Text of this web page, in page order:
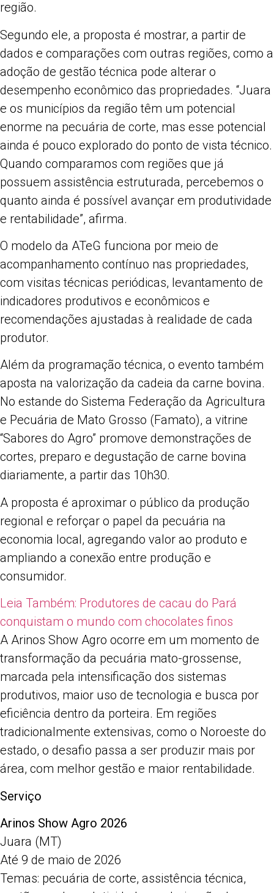
região.
Segundo ele, a proposta é mostrar, a partir de
dados e comparações com outras regiões, como a
adoção de gestão técnica pode alterar o
desempenho econômico das propriedades. “Juara
e os municípios da região têm um potencial
enorme na pecuária de corte, mas esse potencial
ainda é pouco explorado do ponto de vista técnico.
Quando comparamos com regiões que já
possuem assistência estruturada, percebemos o
quanto ainda é possível avançar em produtividade
e rentabilidade”, afirma.
O modelo da ATeG funciona por meio de
acompanhamento contínuo nas propriedades,
com visitas técnicas periódicas, levantamento de
indicadores produtivos e econômicos e
recomendações ajustadas à realidade de cada
produtor.
Além da programação técnica, o evento também
aposta na valorização da cadeia da carne bovina.
No estande do Sistema Federação da Agricultura
e Pecuária de Mato Grosso (Famato), a vitrine
“Sabores do Agro” promove demonstrações de
cortes, preparo e degustação de carne bovina
diariamente, a partir das 10h30.
A proposta é aproximar o público da produção
regional e reforçar o papel da pecuária na
economia local, agregando valor ao produto e
ampliando a conexão entre produção e
consumidor.
Leia Também: Produtores de cacau do Pará
conquistam o mundo com chocolates finos
A Arinos Show Agro ocorre em um momento de
transformação da pecuária mato-grossense,
marcada pela intensificação dos sistemas
produtivos, maior uso de tecnologia e busca por
eficiência dentro da porteira. Em regiões
tradicionalmente extensivas, como o Noroeste do
estado, o desafio passa a ser produzir mais por
área, com melhor gestão e maior rentabilidade.
Serviço
Arinos Show Agro 2026
Juara (MT)
Até 9 de maio de 2026
Temas: pecuária de corte, assistência técnica,